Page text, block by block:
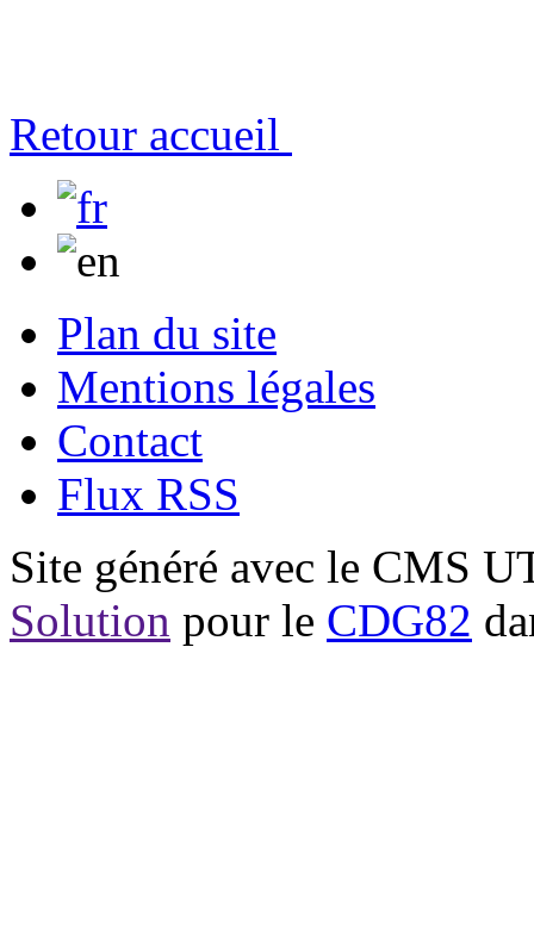
Retour accueil
Plan du site
Mentions légales
Contact
Flux RSS
Site généré avec le CMS
Solution pour le CDG82